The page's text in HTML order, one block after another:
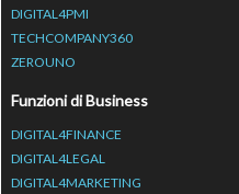
DIGITAL4PMI
TECHCOMPANY360
ZEROUNO
Funzioni di Business
DIGITAL4FINANCE
DIGITAL4LEGAL
DIGITAL4MARKETING